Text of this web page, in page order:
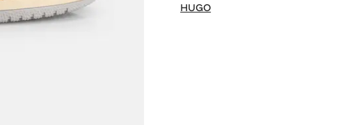
HUGO